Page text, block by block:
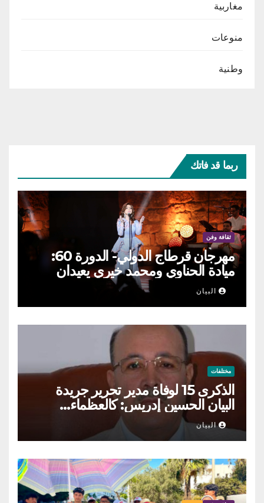
مغاربية
منوعات
وطنية
ربما قد فاتك
ثقافة وفن
مهرجان قرطاج الدولي- الدورة 60:
ميادة الحناوي ومحمد خيري يعيدان
الطرب السوري إلى ركح قرطاج
البيان
مختلفات
الذكرى 15 لوفاة مدير تحرير جريدة
البيان الحسين إدريس: كالعظماء…
عاش شامخا ورحل واقفا
البيان